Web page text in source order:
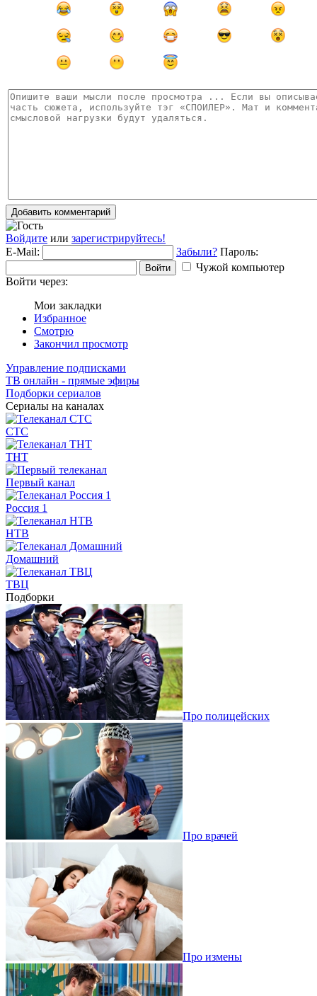
Добавить комментарий
Войдите или зарегистрируйтесь!
E-Mail:
Забыли? Пароль:
Войти
Чужой компьютер
Войти через:
Мои закладки
Избранное
Смотрю
Закончил просмотр
Управление подписками
ТВ онлайн - прямые эфиры
Подборки сериалов
Сериалы на каналах
СТС
ТНТ
Первый канал
Россия 1
НТВ
Домашний
ТВЦ
Подборки
Про полицейских
Про врачей
Про измены